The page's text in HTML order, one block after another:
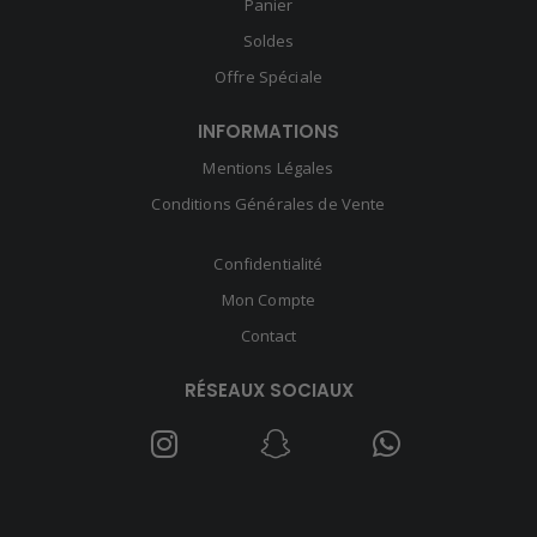
Panier
Soldes
Offre Spéciale
INFORMATIONS
Mentions Légales
Conditions Générales de Vente
Confidentialité
Mon Compte
Contact
RÉSEAUX SOCIAUX